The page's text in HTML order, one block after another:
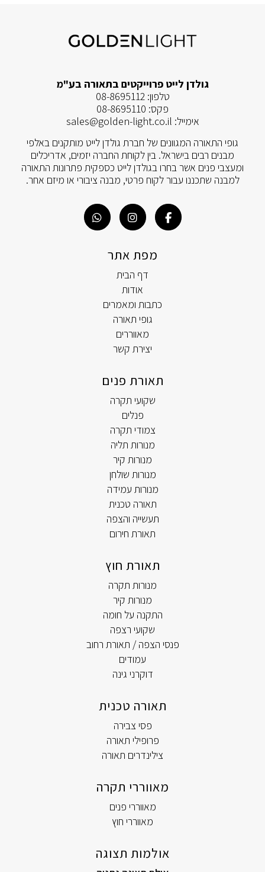
גולדן לייט פרוייקטים בתאורה בע"מ
טלפון:08-8695112
פקס: 08-8695110
אימייל: sales@golden-light.co.il
גופי התאורה המגוונים של חברת גולדן לייט מותקנים באלפי
מבנים רבים בישראל. בין לקוחת החברה יזמים, אדריכלים
ומעצבי פנים אשר בחרו בגולדן לייט כספקית פתרונות התאורה
למבנה שתכננו עבור לקוח פרטי, מבנה ציבורי או מיזם אחר.
מפת אתר
דף הבית
אודות
כתבות ומאמרים
גופי תאורה
מאווררים
יצירת קשר
תאורת פנים
שקועי תקרה
פנלים
צמודי תקרה
מנורות תליה
מנורות קיר
מנורות שולחן
מנורות עמידה
תאורה טכנית
תעשייה והצפה
תאורת חירום
תאורת חוץ
מנורות תקרה
מנורות קיר
התקנה על חומה
שקועי רצפה
פנסי הצפה / תאורת רחוב
עמודים
דוקרני גינה
תאורה טכנית
פסי צבירה
פרופילי תאורה
צילינדרים תאורה
מאווררי תקרה
מאווררי פנים
מאווררי חוץ
אולמות תצוגה